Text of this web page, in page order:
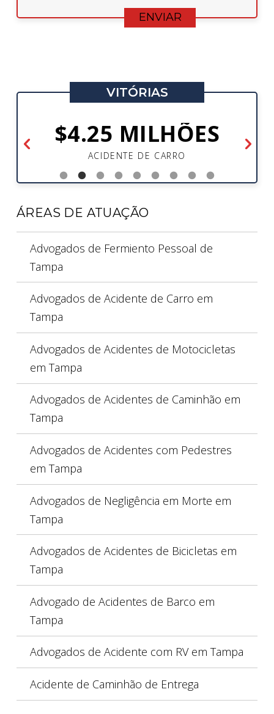
VITÓRIAS
$4.25 MILHÕES
ACIDENTE DE CARRO
ÁREAS DE ATUAÇÃO
Advogados de Fermiento Pessoal de
Tampa
Advogados de Acidente de Carro em
Tampa
Advogados de Acidentes de Motocicletas
em Tampa
Advogados de Acidentes de Caminhão em
Tampa
Advogados de Acidentes com Pedestres
em Tampa
Advogados de Negligência em Morte em
Tampa
Advogados de Acidentes de Bicicletas em
Tampa
Advogado de Acidentes de Barco em
Tampa
Advogados de Acidente com RV em Tampa
Acidente de Caminhão de Entrega